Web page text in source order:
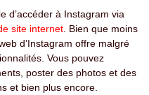
d’accéder à Instagram via
site internet. Bien que moins
d’Instagram offre malgré
Vous pouvez
poster des photos et des
et bien plus encore.